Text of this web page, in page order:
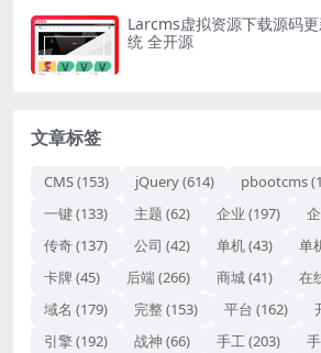
Larcms虚拟资源下载源码
统 全开源
文章标签
CMS(153) jQuery(614) pbootcms
一键(133) 主题 (62) 企业 (197)
传奇(137) 公司 (42) 单机(43) 单
卡牌 (45) 后端(266) 商城(41) 在
域名 (179) 完整(153) 平台 (162)
引擎(192) 战神 (66) 手工(203)